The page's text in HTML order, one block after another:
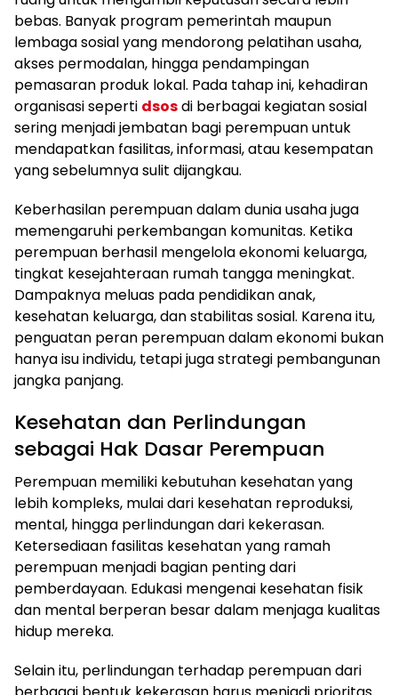
bebas. Banyak program pemerintah maupun
lembaga sosial yang mendorong pelatihan usaha,
akses permodalan, hingga pendampingan
pemasaran produk lokal. Pada tahap ini, kehadiran
organisasi seperti dsosdi berbagai kegiatan sosial
sering menjadi jembatan bagi perempuan untuk
mendapatkan fasilitas, informasi, atau kesempatan
yang sebelumnya sulit dijangkau.
Keberhasilan perempuan dalam dunia usaha juga
memengaruhi perkembangan komunitas. Ketika
perempuan berhasil mengelola ekonomi keluarga,
tingkat kesejahteraan rumah tangga meningkat.
Dampaknya meluas pada pendidikan anak,
kesehatan keluarga, dan stabilitas sosial. Karena itu,
penguatan peran perempuan dalam ekonomi bukan
hanya isu individu, tetapi juga strategi pembangunan
jangka panjang.
Kesehatan dan Perlindungan
sebagai Hak Dasar Perempuan
Perempuan memiliki kebutuhan kesehatan yang
lebih kompleks, mulai dari kesehatan reproduksi,
mental, hingga perlindungan dari kekerasan.
Ketersediaan fasilitas kesehatan yang ramah
perempuan menjadi bagian penting dari
pemberdayaan. Edukasi mengenai kesehatan fisik
dan mental berperan besar dalam menjaga kualitas
hidup mereka.
Selain itu, perlindungan terhadap perempuan dari